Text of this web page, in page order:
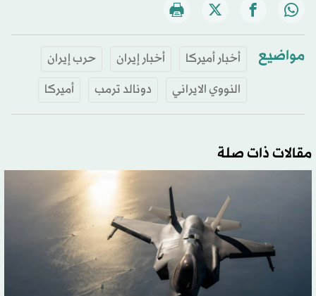
مواضيع أخبار أميركا أخبار إيران
حرب إيران
النووي الايراني
دونالد ترمب أميركا
مقالات ذات صلة